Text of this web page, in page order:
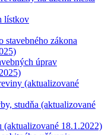
lístkov
stavebného zákona
úprav
(aktualizované
studňa (aktualizované
18.1.2022)